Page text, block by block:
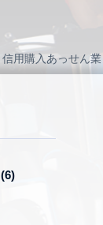
信用購入あっせん業
(6)